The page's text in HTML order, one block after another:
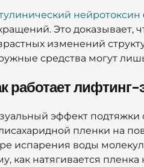
нейротоксин
Это доказывает,
изменений
средства могут
работает
эффект
пленки на
испарения воды
как натягивается пленка